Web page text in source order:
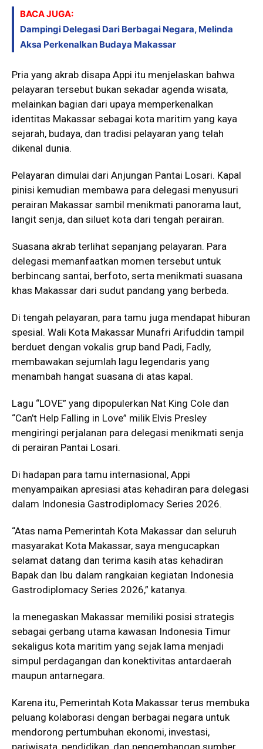
BACA JUGA:
Dampingi Delegasi Dari Berbagai Negara, Melinda
Aksa Perkenalkan Budaya Makassar
Pria yang akrab disapa Appi itu menjelaskan bahwa
pelayaran tersebut bukan sekadar agenda wisata,
melainkan bagian dari upaya memperkenalkan
identitas Makassar sebagai kota maritim yang kaya
sejarah, budaya, dan tradisi pelayaran yang telah
dikenal dunia.
Pelayaran dimulai dari Anjungan Pantai Losari. Kapal
pinisi kemudian membawa para delegasi menyusuri
perairan Makassar sambil menikmati panorama laut,
langit senja, dan siluet kota dari tengah perairan.
Suasana akrab terlihat sepanjang pelayaran. Para
delegasi memanfaatkan momen tersebut untuk
berbincang santai, berfoto, serta menikmati suasana
khas Makassar dari sudut pandang yang berbeda.
Di tengah pelayaran, para tamu juga mendapat hiburan
spesial. Wali Kota Makassar Munafri Arifuddin tampil
berduet dengan vokalis grup band Padi, Fadly,
membawakan sejumlah lagu legendaris yang
menambah hangat suasana di atas kapal.
Lagu “LOVE” yang dipopulerkan Nat King Cole dan
“Can’t Help Falling in Love” milik Elvis Presley
mengiringi perjalanan para delegasi menikmati senja
di perairan Pantai Losari.
Di hadapan para tamu internasional, Appi
menyampaikan apresiasi atas kehadiran para delegasi
dalam Indonesia Gastrodiplomacy Series 2026.
“Atas nama Pemerintah Kota Makassar dan seluruh
masyarakat Kota Makassar, saya mengucapkan
selamat datang dan terima kasih atas kehadiran
Bapak dan Ibu dalam rangkaian kegiatan Indonesia
Gastrodiplomacy Series 2026,” katanya.
Ia menegaskan Makassar memiliki posisi strategis
sebagai gerbang utama kawasan Indonesia Timur
sekaligus kota maritim yang sejak lama menjadi
simpul perdagangan dan konektivitas antardaerah
maupun antarnegara.
Karena itu, Pemerintah Kota Makassar terus membuka
peluang kolaborasi dengan berbagai negara untuk
mendorong pertumbuhan ekonomi, investasi,
pariwisata, pendidikan, dan pengembangan sumber